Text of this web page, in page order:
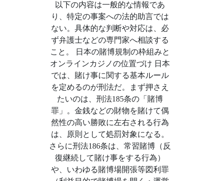
以下の内容は一般的な情報であ
り、特定の事案への法的助言では
ない。具体的な判断や対応は、必
ず弁護士などの専門家へ相談する
こと。 日本の賭博規制の枠組みと
オンラインカジノの位置づけ 日本
では、賭け事に関する基本ルール
を定めるのが刑法だ。まず押さえ
たいのは、刑法185条の「賭博
罪」。金銭などの財物を賭けて偶
然性の高い勝敗に左右される行為
は、原則として処罰対象になる。
さらに刑法186条は、常習賭博（反
復継続して賭け事をする行為）
や、いわゆる賭博場開張等図利罪